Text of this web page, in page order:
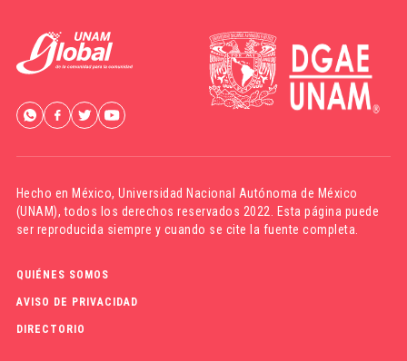
Hecho en México,Universidad Nacional Autónoma de México
(UNAM), todos los derechos reservados 2022. Esta página puede
ser reproducida siempre y cuando se cite la fuente completa.
QUIÉNES SOMOS
AVISO DE PRIVACIDAD
DIRECTORIO